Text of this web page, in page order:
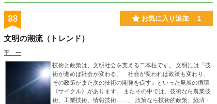
33 お気に入り追加 1
文明の潮流（トレンド）
平 一
技術と政策は、文明社会を支える二本柱です。 文明には『技
術が進めば社会が変わる。 社会が変われば政策も変わり、
その政策がまた次の技術の開発を促す』といった発展の循環
《サイクル》があります。 またその中では、技術なら農業技
術、工業技術、情報技術……、 政策なら技術的政策、経済・